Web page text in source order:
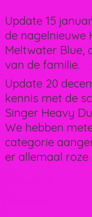
Update 15
de nagelnieuwe
Meltwater Blue,
van de familie.
Update 20
kennis met de
Singer Heavy
We hebben
categorie
er allemaal roze